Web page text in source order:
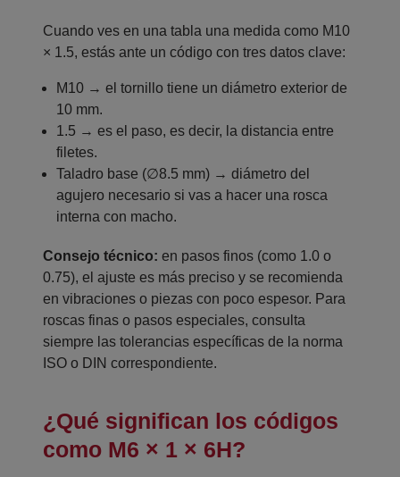
Cuando ves en una tabla una medida como M10
× 1.5, estás ante un código con tres datos clave:
M10 → el tornillo tiene un diámetro exterior de
10 mm.
1.5 → es el paso, es decir, la distancia entre
filetes.
Taladro base (∅8.5 mm) → diámetro del
agujero necesario si vas a hacer una rosca
interna con macho.
Consejo técnico: en pasos finos (como 1.0 o
0.75), el ajuste es más preciso y se recomienda
en vibraciones o piezas con poco espesor. Para
roscas finas o pasos especiales, consulta
siempre las tolerancias específicas de la norma
ISO o DIN correspondiente.
¿Qué significan los códigos
como M6 × 1 × 6H?